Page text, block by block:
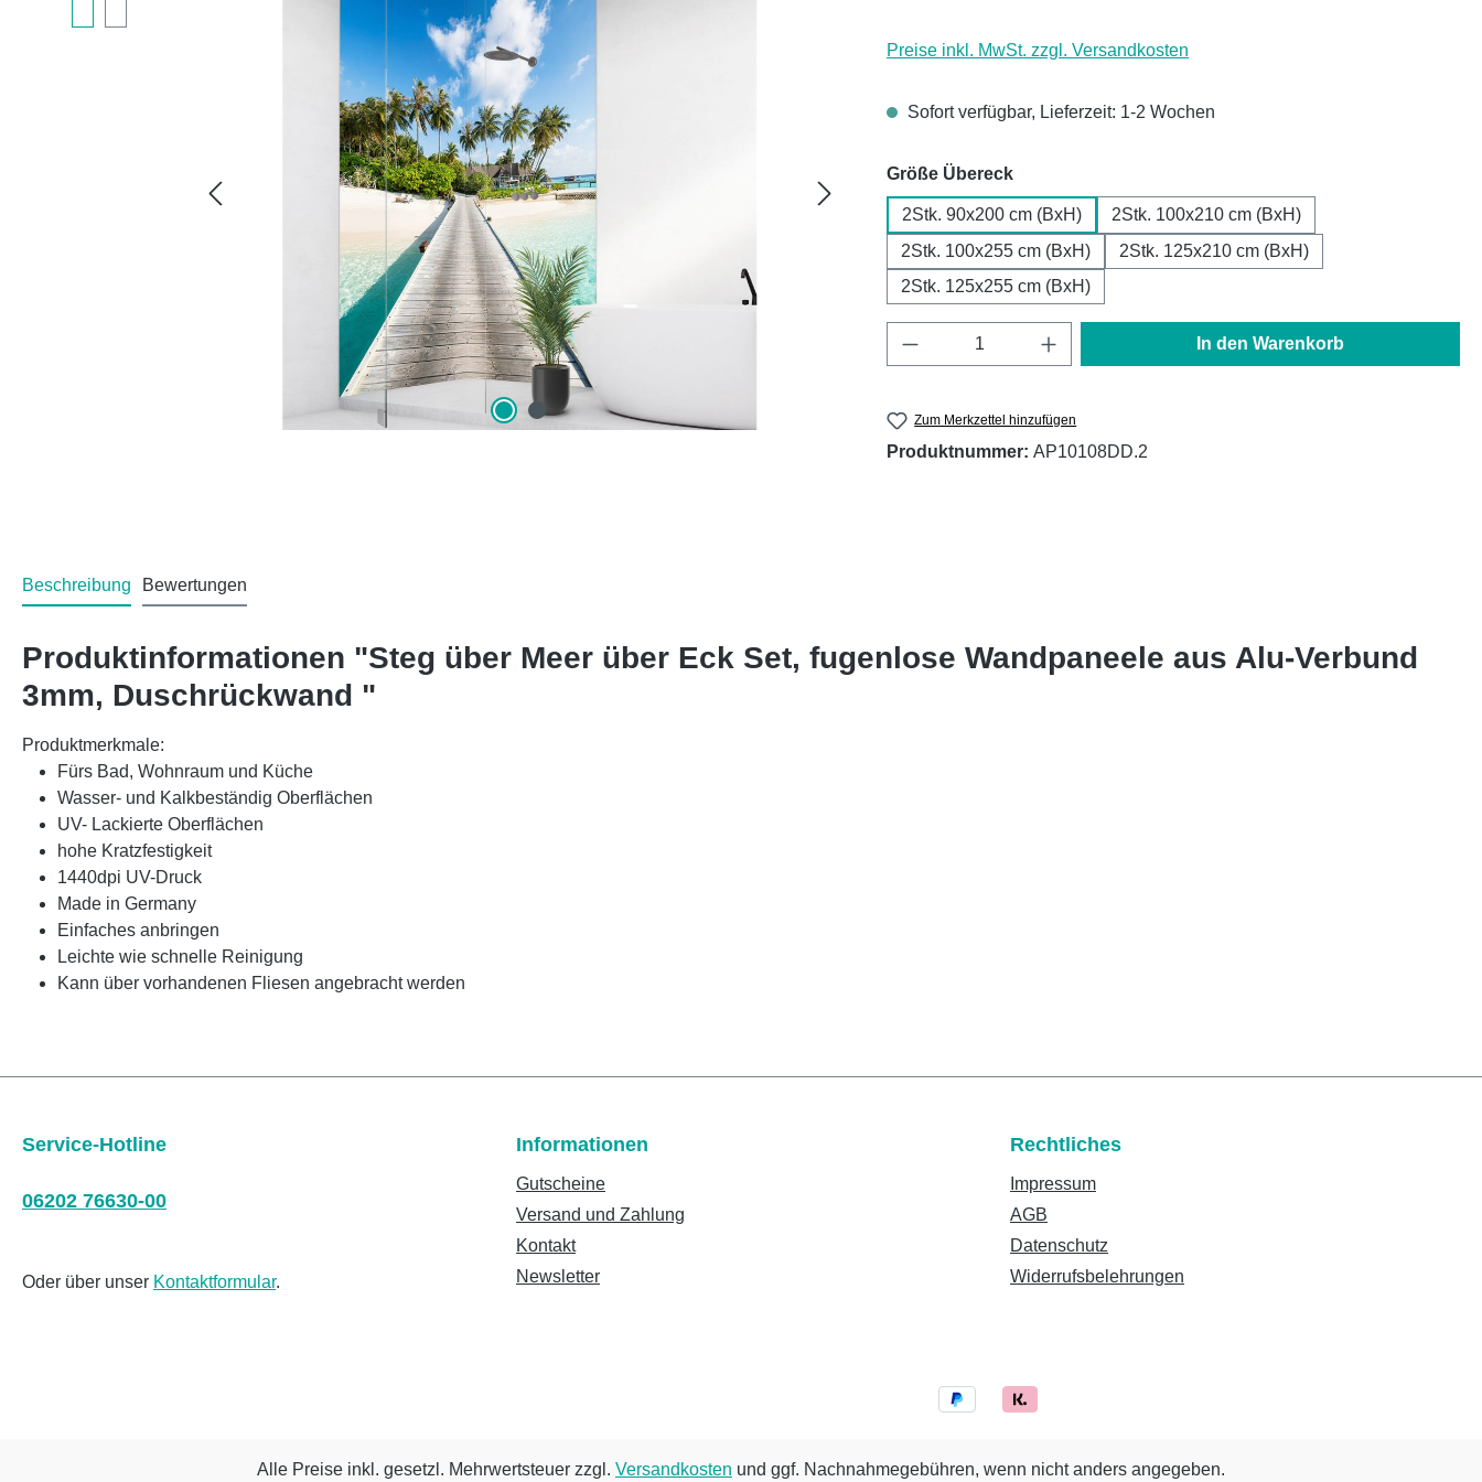
Preise inkl. MwSt. zzgl. Versandkosten
Sofort verfügbar, Lieferzeit: 1-2 Wochen
Größe Übereckauswählen
2Stk. 90x200 cm (BxH)
2Stk. 100x210 cm (BxH)
2Stk. 100x255 cm (BxH)
2Stk. 125x210 cm (BxH)
2Stk. 125x255 cm (BxH)
Produkt Anzahl: Gib den gewünschten Wert ein
In den Warenkorb
Zum Merkzettel hinzufügen
Produktnummer: AP10108DD.2
Beschreibung Bewertungen
Produktinformationen "Steg über Meer über Eck Set, fugenlose Wandpaneele aus Alu-Verbund
3mm, Duschrückwand "
Produktmerkmale:
Fürs Bad, Wohnraum und Küche
Wasser- und Kalkbeständig Oberflächen
UV- Lackierte Oberflächen
hohe Kratzfestigkeit
1440dpi UV-Druck
Made in Germany
Einfaches anbringen
Leichte wie schnelle Reinigung
Kann über vorhandenen Fliesen angebracht werden
Service-Hotline
06202 76630-00
Oder über unser Kontaktformular.
Informationen
Gutscheine
Versand und Zahlung
Kontakt
Newsletter
Rechtliches
Impressum
AGB
Datenschutz
Widerrufsbelehrungen
Alle Preise inkl. gesetzl. Mehrwertsteuer zzgl. Versandkosten und ggf. Nachnahmegebühren, wenn nicht anders angegeben.